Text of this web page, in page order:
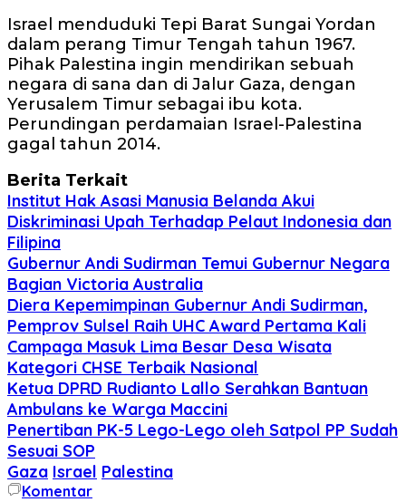
Israel menduduki Tepi Barat Sungai Yordan
dalam perang Timur Tengah tahun 1967.
Pihak Palestina ingin mendirikan sebuah
negara di sana dan di Jalur Gaza, dengan
Yerusalem Timur sebagai ibu kota.
Perundingan perdamaian Israel-Palestina
gagal tahun 2014.
Berita Terkait
Institut Hak Asasi Manusia Belanda Akui
Diskriminasi Upah Terhadap Pelaut Indonesia dan
Filipina
Gubernur Andi Sudirman Temui Gubernur Negara
Bagian Victoria Australia
Diera Kepemimpinan Gubernur Andi Sudirman,
Pemprov Sulsel Raih UHC Award Pertama Kali
Campaga Masuk Lima Besar Desa Wisata
Kategori CHSE Terbaik Nasional
Ketua DPRD Rudianto Lallo Serahkan Bantuan
Ambulans ke Warga Maccini
Penertiban PK-5 Lego-Lego oleh Satpol PP Sudah
Sesuai SOP
Gaza Israel Palestina
Komentar